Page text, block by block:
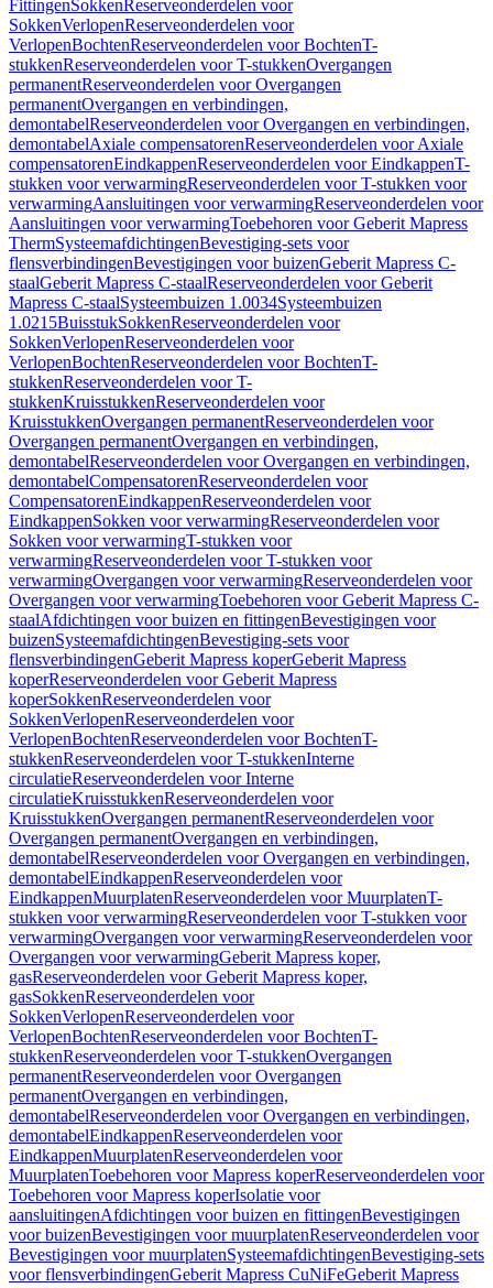
FittingenSokkenReserveonderdelen voor
SokkenVerlopenReserveonderdelen voor
VerlopenBochtenReserveonderdelen voor BochtenT-
stukkenReserveonderdelen voor T-stukkenOvergangen
permanentReserveonderdelen voor Overgangen
permanentOvergangen en verbindingen,
demontabelReserveonderdelen voor Overgangen en verbindingen,
demontabelAxiale compensatorenReserveonderdelen voor Axiale
compensatorenEindkappenReserveonderdelen voor EindkappenT-
stukken voor verwarmingReserveonderdelen voor T-stukken voor
verwarmingAansluitingen voor verwarmingReserveonderdelen voor
Aansluitingen voor verwarmingToebehoren voor Geberit Mapress
ThermSysteemafdichtingenBevestiging-sets voor
flensverbindingenBevestigingen voor buizenGeberit Mapress C-
staalGeberit Mapress C-staalReserveonderdelen voor Geberit
Mapress C-staalSysteembuizen 1.0034Systeembuizen
1.0215BuisstukSokkenReserveonderdelen voor
SokkenVerlopenReserveonderdelen voor
VerlopenBochtenReserveonderdelen voor BochtenT-
stukkenReserveonderdelen voor T-
stukkenKruisstukkenReserveonderdelen voor
KruisstukkenOvergangen permanentReserveonderdelen voor
Overgangen permanentOvergangen en verbindingen,
demontabelReserveonderdelen voor Overgangen en verbindingen,
demontabelCompensatorenReserveonderdelen voor
CompensatorenEindkappenReserveonderdelen voor
EindkappenSokken voor verwarmingReserveonderdelen voor
Sokken voor verwarmingT-stukken voor
verwarmingReserveonderdelen voor T-stukken voor
verwarmingOvergangen voor verwarmingReserveonderdelen voor
Overgangen voor verwarmingToebehoren voor Geberit Mapress C-
staalAfdichtingen voor buizen en fittingenBevestigingen voor
buizenSysteemafdichtingenBevestiging-sets voor
flensverbindingenGeberit Mapress koperGeberit Mapress
koperReserveonderdelen voor Geberit Mapress
koperSokkenReserveonderdelen voor
SokkenVerlopenReserveonderdelen voor
VerlopenBochtenReserveonderdelen voor BochtenT-
stukkenReserveonderdelen voor T-stukkenInterne
circulatieReserveonderdelen voor Interne
circulatieKruisstukkenReserveonderdelen voor
KruisstukkenOvergangen permanentReserveonderdelen voor
Overgangen permanentOvergangen en verbindingen,
demontabelReserveonderdelen voor Overgangen en verbindingen,
demontabelEindkappenReserveonderdelen voor
EindkappenMuurplatenReserveonderdelen voor MuurplatenT-
stukken voor verwarmingReserveonderdelen voor T-stukken voor
verwarmingOvergangen voor verwarmingReserveonderdelen voor
Overgangen voor verwarmingGeberit Mapress koper,
gasReserveonderdelen voor Geberit Mapress koper,
gasSokkenReserveonderdelen voor
SokkenVerlopenReserveonderdelen voor
VerlopenBochtenReserveonderdelen voor BochtenT-
stukkenReserveonderdelen voor T-stukkenOvergangen
permanentReserveonderdelen voor Overgangen
permanentOvergangen en verbindingen,
demontabelReserveonderdelen voor Overgangen en verbindingen,
demontabelEindkappenReserveonderdelen voor
EindkappenMuurplatenReserveonderdelen voor
MuurplatenToebehoren voor Mapress koperReserveonderdelen voor
Toebehoren voor Mapress koperIsolatie voor
aansluitingenAfdichtingen voor buizen en fittingenBevestigingen
voor buizenBevestigingen voor muurplatenReserveonderdelen voor
Bevestigingen voor muurplatenSysteemafdichtingenBevestiging-sets
voor flensverbindingenGeberit Mapress CuNiFeGeberit Mapress